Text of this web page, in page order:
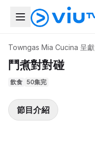
Towngas Mia Cucina 呈獻
鬥煮對對碰
飲食 50集完
節目介紹